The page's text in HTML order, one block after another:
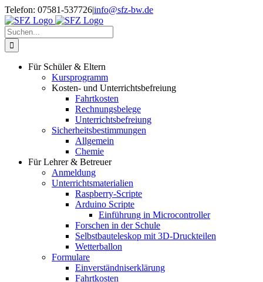
Zum
Inhalt
springen
Telefon: 07581-537726|info@sfz-bw.de
Suche
nach:
Für Schüler & Eltern
Kursprogramm
Kosten- und Unterrichtsbefreiung
Fahrtkosten
Rechnungsbelege
Unterrichtsbefreiung
Sicherheitsbestimmungen
Allgemein
Chemie
Für Lehrer & Betreuer
Anmeldung
Unterrichtsmaterialien
Raspberry-Scripte
Arduino Scripte
Einführung in Microcontroller
Forschen in der Schule
Selbstbauteleskop mit 3D-Druckteilen
Wetterballon
Formulare
Einverständniserklärung
Fahrtkosten